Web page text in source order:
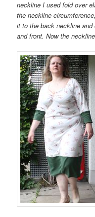
neckline I used fold over
the neckline
it to the back neckline
and front. Now the